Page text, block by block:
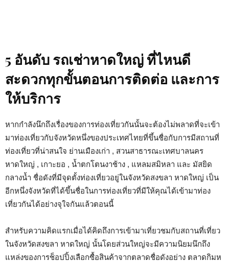
5 อันดับ รถเช่าหาดใหญ่ ที่ไหนดี
สะดวกทุกขั้นตอนการติดต่อ และการ
ให้บริการ
หากกำลังนึกถึงเรื่องของการท่องเที่ยวกันนั้นจะต้องไม่พลาดที่จะเข้า
มาท่องเที่ยวกับจังหวัดหนึ่งของประเทศไทยที่ขึ้นชื่อกับการมีสถานที่
ท่องเที่ยวที่น่าสนใจ ย่านเมืองเก่า , สวนสาธารณะเทศบาลนคร
หาดใหญ่ , เกาะยอ , น้ำตกโตนงาช้าง , แหลมสมิหลา และ มัสยิด
กลางน้ำ ชื่อดังที่มีจุดตั้งท่องเที่ยวอยู่ในจังหวัดสงขลา หาดใหญ่ เป็น
อีกหนึ่งจังหวัดที่ได้ขึ้นชื่อในการท่องเที่ยวที่มีให้คุณได้เข้ามาท่อง
เที่ยวกันได้อย่างจุใจกันแล้วตอนนี้
สำหรับความคิดแรกเมื่อได้คิดถึงการเข้ามาเที่ยวชมกับสถานที่เที่ยว
ในจังหวัดสงขลา หาดใหญ่ นั้นโดยส่วนใหญ่จะมีความนิยมนึกถึง
แหล่งของการช็อปปิ้งเลือกซื้อสินค้าจากตลาดชื่อดังอย่าง ตลาดกิมห